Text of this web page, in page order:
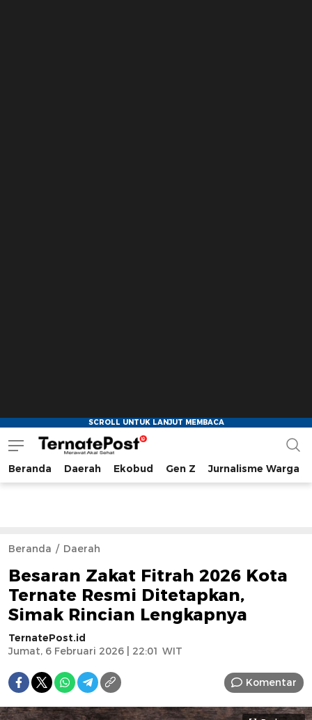
TernatePost.id
merawat akal sehat
Beranda Daerah Ekobud Gen Z Jurnalisme Warga
Beranda Daerah
Besaran Zakat Fitrah 2026 Kota
Ternate Resmi Ditetapkan,
Simak Rincian Lengkapnya
TernatePost.id
Jumat, 6 Februari 2026 | 22:01 WIT
Komentar